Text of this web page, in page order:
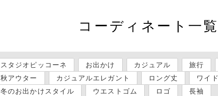
コーディネート一覧
スタジオピッコーネ お出かけ カジュアル 旅行
秋アウター
カジュアルエレガント ロング丈 ワイド
冬のお出かけスタイル
ウエストゴム ロゴ 長袖